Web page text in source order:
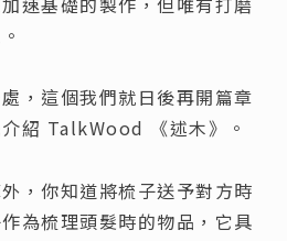
，這個我們就日後再開篇章
紹 TalkWood 《述木》。
，你知道將梳子送予對方時
為梳理頭髮時的物品，它具